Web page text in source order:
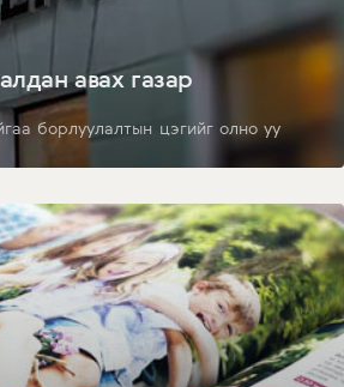
авах газар
борлуулалтын цэгийг олно уу